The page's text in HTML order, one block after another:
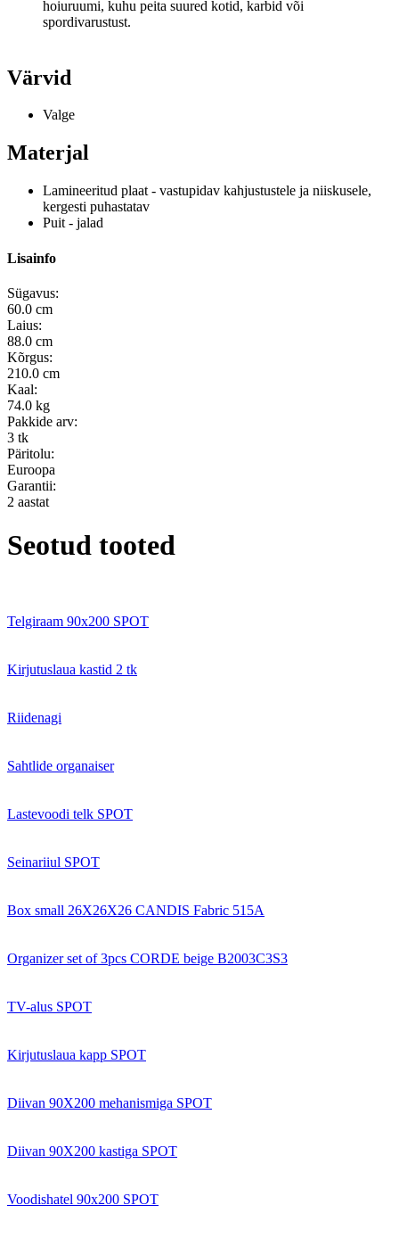
hoiuruumi, kuhu peita suured kotid, karbid või
spordivarustust.
Värvid
Valge
Materjal
Lamineeritud plaat - vastupidav kahjustustele ja niiskusele,
kergesti puhastatav
Puit - jalad
Lisainfo
Sügavus:
60.0 cm
Laius:
88.0 cm
Kõrgus:
210.0 cm
Kaal:
74.0 kg
Pakkide arv:
3 tk
Päritolu:
Euroopa
Garantii:
2 aastat
Seotud tooted
Telgiraam 90x200 SPOT
Kirjutuslaua kastid 2 tk
Riidenagi
Sahtlide organaiser
Lastevoodi telk SPOT
Seinariiul SPOT
Box small 26X26X26 CANDIS Fabric 515A
Organizer set of 3pcs CORDE beige B2003C3S3
TV-alus SPOT
Kirjutuslaua kapp SPOT
Diivan 90X200 mehanismiga SPOT
Diivan 90X200 kastiga SPOT
Voodishatel 90x200 SPOT